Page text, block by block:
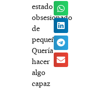
estado
obsesionado
de
pequeño.
Quería
hacer
algo
capaz